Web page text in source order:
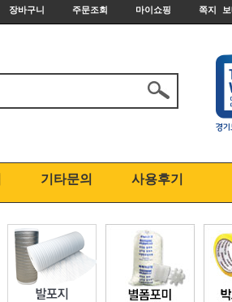
장바구니 주문조회 마이쇼핑 쪽지 보
기타문의 사용후기